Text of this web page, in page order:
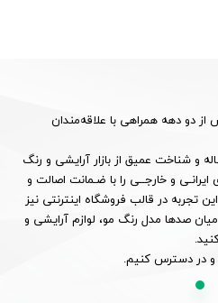
از دو دهه همراهی با علاقه‌مندان
ایرج گالری با تکیه بر تجربه ۲۰ ساله و شناخت عمیق از بازار آرایشی و رنگ
و خارجــی را با ضـمانت اصالت و
تجربه در قالب فروشگاه اینترنتی نیز
صدها مدل رنگ مو، لوازم آرایشی و
و در دسترس کنیم.